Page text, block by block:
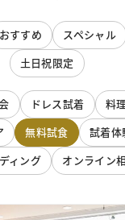
おすすめ スペシャル
土日祝限定
ドレス試着
料
無料試食
試着体
ィング
オンライン